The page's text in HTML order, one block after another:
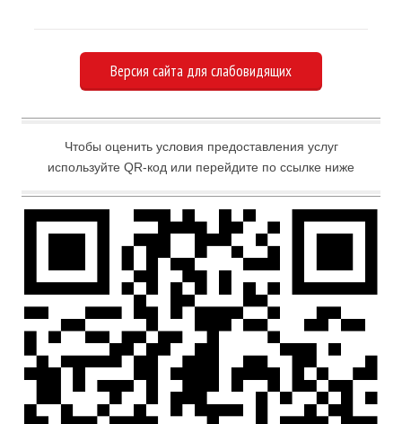
Версия сайта для слабовидящих
Чтобы оценить условия предоставления услуг
используйте QR-код или перейдите по ссылке ниже